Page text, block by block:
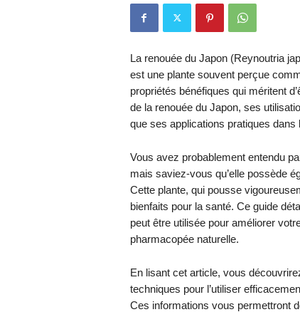
La renouée du Japon (Reynoutria
est une plante souvent perçue
propriétés bénéfiques qui méritent
de la renouée du Japon, ses
que ses applications pratiques dans
Vous avez probablement entendu
mais saviez-vous qu’elle possède
Cette plante, qui pousse
bienfaits pour la santé. Ce guide
peut être utilisée pour améliorer
pharmacopée naturelle.
En lisant cet article, vous
techniques pour l’utiliser
Ces informations vous permettront